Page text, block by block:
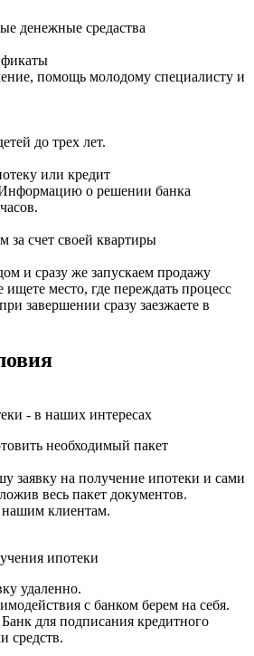
денежные средаства
помощь молодому специалисту и
до трех лет.
или кредит
о решении банка
за счет своей квартиры
и сразу же запускаем продажу
место, где переждать процесс
завершении сразу заезжаете в
- в наших интересах
необходимый пакет
заявку на получение ипотеки и сами
весь пакет документов.
нашим клиентам.
ипотеки
удаленно.
с банком берем на себя.
для подписания кредитного
средств.